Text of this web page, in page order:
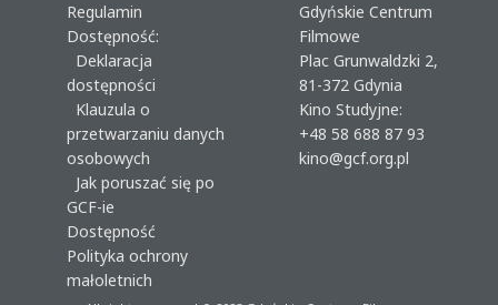
Regulamin
Dostępność:
Deklaracja
dostępności
Klauzula o
przetwarzaniu danych
osobowych
Jak poruszać się po
GCF-ie
Dostępność
Polityka ochrony
małoletnich
Gdyńskie Centrum
Filmowe
Plac Grunwaldzki 2,
81-372 Gdynia
Kino Studyjne:
+48 58 688 87 93
kino@gcf.org.pl